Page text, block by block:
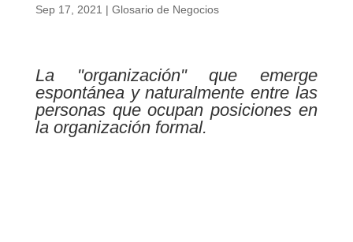
Sep 17, 2021 | Glosario de Negocios
La "organización" que emerge
espontánea y naturalmente entre las
personas que ocupan posiciones en
la organización formal.